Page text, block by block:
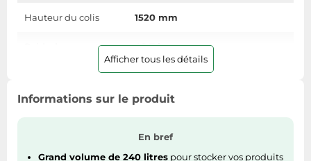
Hauteur du colis 1520 mm
Poids du paquet 48,7 kg
Afficher tous les détails
Informations sur le produit
En bref
Grand volume de 240 litres pour stocker vos produits